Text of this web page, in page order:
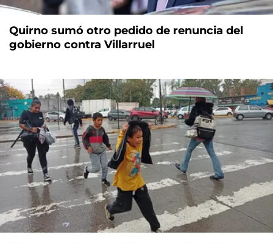
Quirno sumó otro pedido de renuncia del
gobierno contra Villarruel